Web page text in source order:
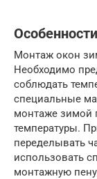
Монтаж окон
Необходимо
соблюдать
специальные
монтаже зимой
температуры.
переделывать
использовать
монтажную